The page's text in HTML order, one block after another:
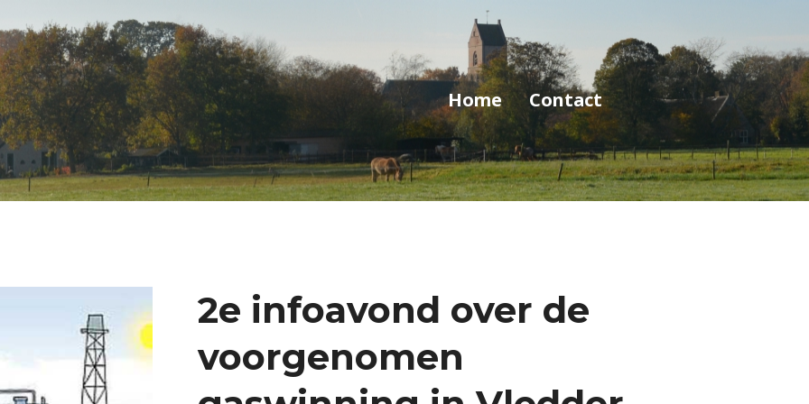
Home Contact
2e infoavond over de
voorgenomen